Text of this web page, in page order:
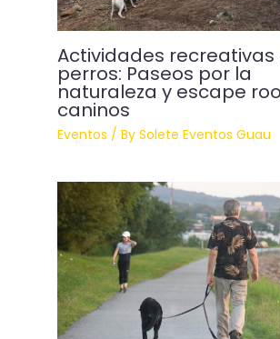
Actividades recreativas
perros: Paseos por la
naturaleza y escape
caninos
Eventos / By Solete Eventos Guau